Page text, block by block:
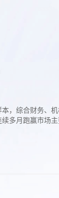
，综合财务、
多月跑赢市场